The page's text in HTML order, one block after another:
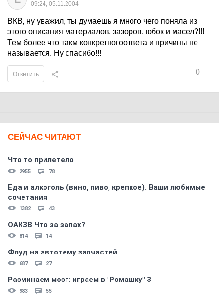
09:24, 05.11.2004
ВКВ, ну уважил, ты думаешь я много чего поняла из
этого описания материалов, зазоров, юбок и масел?!!!
Тем более что такм конкретногоответа и причины не
называется. Ну спасибо!!!
0
Ответить
СЕЙЧАС ЧИТАЮТ
Что то прилетело
2955 78
Еда и алкоголь (вино, пиво, крепкое). Ваши любимые
сочетания
1382 43
ОАКЗВ Что за запах?
814 14
Флуд на автотему запчастей
687 27
Разминаем мозг: играем в "Ромашку" 3
983 55